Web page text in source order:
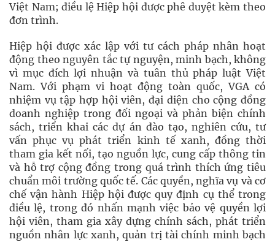
Việt Nam; điều lệ Hiệp hội được phê duyệt kèm theo
đơn trình.
Hiệp hội được xác lập với tư cách pháp nhân hoạt
động theo nguyên tắc tự nguyện, minh bạch, không
vì mục đích lợi nhuận và tuân thủ pháp luật Việt
Nam. Với phạm vi hoạt động toàn quốc, VGA có
nhiệm vụ tập hợp hội viên, đại diện cho cộng đồng
doanh nghiệp trong đối ngoại và phản biện chính
sách, triển khai các dự án đào tạo, nghiên cứu, tư
vấn phục vụ phát triển kinh tế xanh, đồng thời
tham gia kết nối, tạo nguồn lực, cung cấp thông tin
và hỗ trợ cộng đồng trong quá trình thích ứng tiêu
chuẩn môi trường quốc tế. Các quyền, nghĩa vụ và cơ
chế vận hành Hiệp hội được quy định cụ thể trong
điều lệ, trong đó nhấn mạnh việc bảo vệ quyền lợi
hội viên, tham gia xây dựng chính sách, phát triển
nguồn nhân lực xanh, quản trị tài chính minh bạch